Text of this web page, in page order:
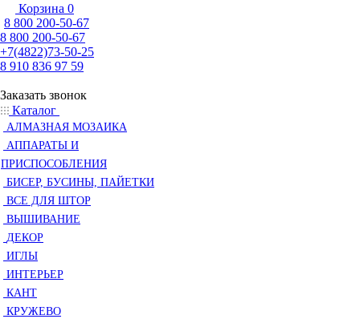
Корзина 0
8 800 200-50-67
8 800 200-50-67
+7(4822)73-50-25
8 910 836 97 59
Заказать звонок
Каталог
АЛМАЗНАЯ МОЗАИКА
АППАРАТЫ И
ПРИСПОСОБЛЕНИЯ
БИСЕР, БУСИНЫ, ПАЙЕТКИ
ВСЕ ДЛЯ ШТОР
ВЫШИВАНИЕ
ДЕКОР
ИГЛЫ
ИНТЕРЬЕР
КАНТ
КРУЖЕВО